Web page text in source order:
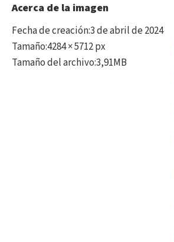
Acerca de la imagen
Fecha de creación:3 de abril de 2024
Tamaño:4284 × 5712 px
Tamaño del archivo:3,91MB